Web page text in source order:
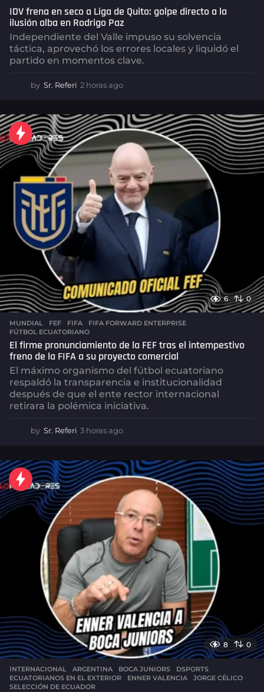
IDV frena en seco a Liga de Quito: golpe directo a la
ilusión alba en Rodrigo Paz
Independiente del Valle impuso su solvencia
táctica, aprovechó los errores locales y liquidó el
partido en momentos clave.
by Sr. Referi 2 horas ago
r
a
s
g
o
6 0
MUNDIAL FEF ,FIFA ,FIFA FORWARD ENTERPRISE
FÚTBOL ECUATORIANO
El firme pronunciamiento de la FEF tras el intempestivo
freno de la FIFA a su proyecto comercial
El máximo organismo del fútbol ecuatoriano
respaldó la transparencia e institucionalidad
después de que el ente rector internacional
retirara la polémica iniciativa.
by Sr. Referi 3 horas ago
r
a
a
g
o
8 0
INTERNACIONAL ,ARGENTINA BOCA JUNIORS ,DSPORTS
ECUATORIANOS EN EL EXTERIOR
,ENNER VALENCIA ,JORGE CÉLICO
SELECCIÓN DE ECUADOR